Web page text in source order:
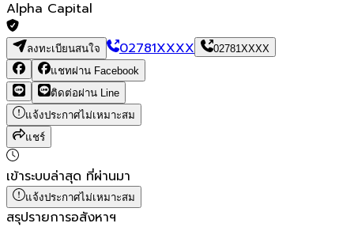
Alpha Capital
ลงทะเบียนสนใจ 02781XXXX
02781XXXX
แชทผ่าน Facebook
ติดต่อผ่าน Line
แจ้งประกาศไม่เหมาะสม
แชร์
เข้าระบบล่าสุด ที่ผ่านมา
แจ้งประกาศไม่เหมาะสม
สรุปรายการอสังหาฯ